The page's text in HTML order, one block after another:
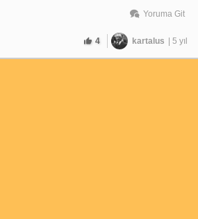
Yoruma Git
4 kartalus | 5 yıl